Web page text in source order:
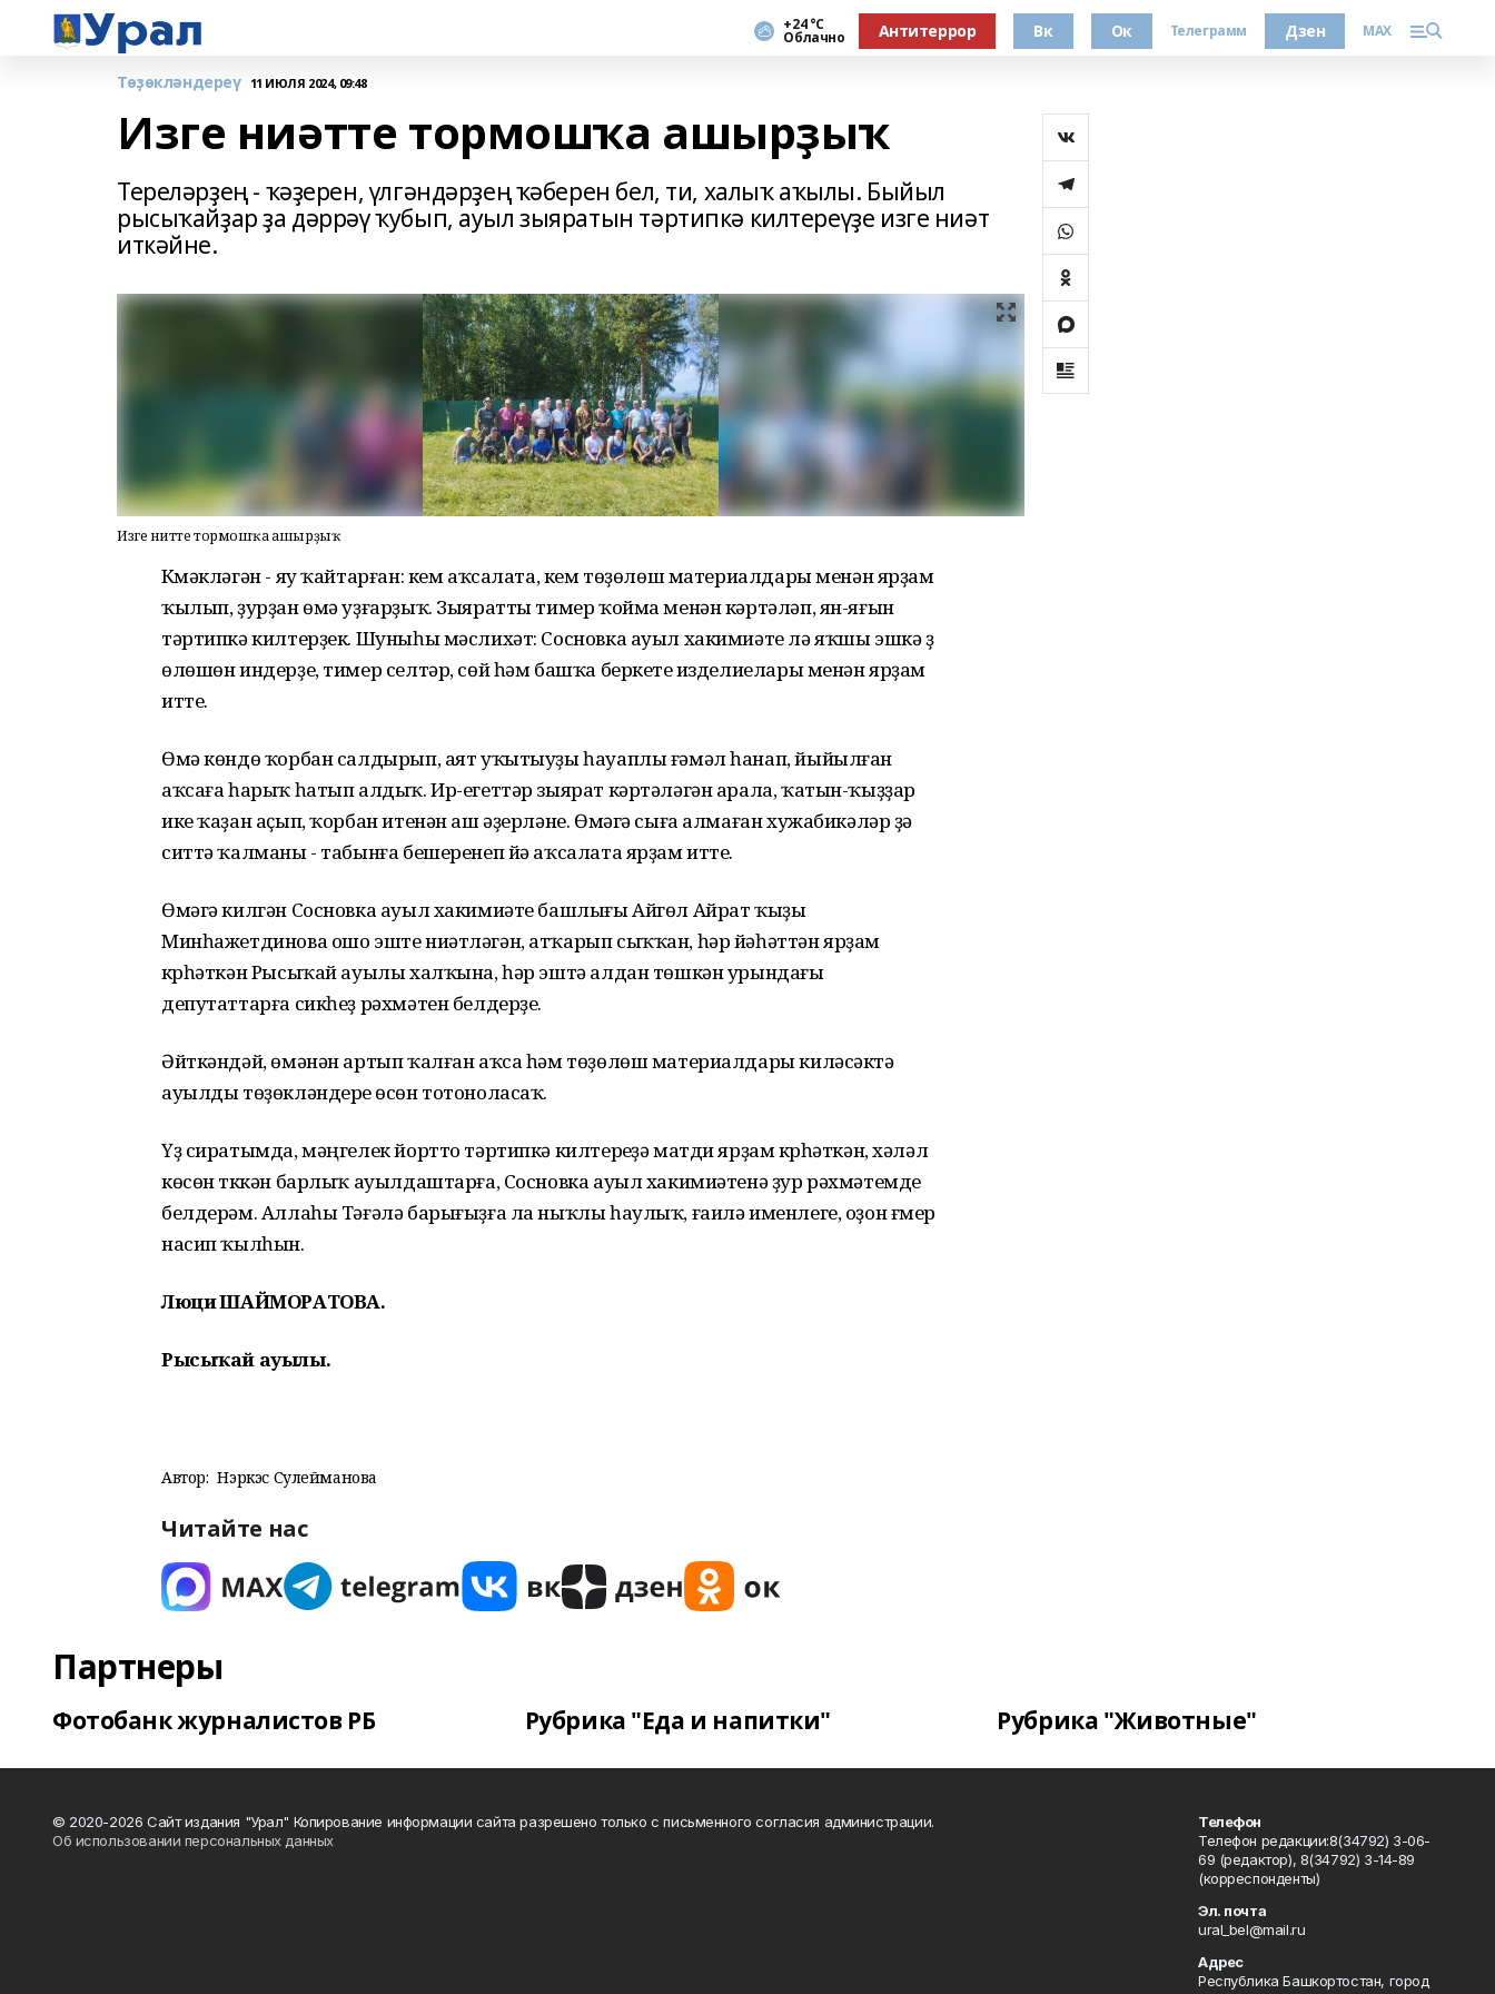
+24 °С
Облачно Антитеррор Вк Ок Телеграмм Дзен MAX
Төҙөкләндереү 11 ИЮЛЯ 2024, 09:48
Изге ниәтте тормошҡа ашырҙыҡ
Тереләрҙең - ҡәҙерен, үлгәндәрҙең ҡәберен бел, ти, халыҡ аҡылы. Быйыл
рысыҡайҙар ҙа дәррәү ҡубып, ауыл зыяратын тәртипкә килтереүҙе изге ниәт
иткәйне.
Изге ниәтте тормошҡа ашырҙыҡ
Күмәкләгән - яу ҡайтарған: кем аҡсалата, кем төҙөлөш материалдары менән ярҙам
ҡылып, ҙурҙан өмә уҙғарҙыҡ. Зыяратты тимер ҡойма менән кәртәләп, ян-яғын
тәртипкә килтерҙек. Шуныһы мәслихәт: Сосновка ауыл хакимиәте лә яҡшы эшкә үҙ
өлөшөн индерҙе, тимер селтәр, сөй һәм башҡа беркетеү изделиелары менән ярҙам
итте.
Өмә көндө ҡорбан салдырып, аят уҡытыуҙы һауаплы ғәмәл һанап, йыйылған
аҡсаға һарыҡ һатып алдыҡ. Ир-егеттәр зыярат кәртәләгән арала, ҡатын-ҡыҙҙар
ике ҡаҙан аҫып, ҡорбан итенән аш әҙерләне. Өмәгә сыға алмаған хужабикәләр ҙә
ситтә ҡалманы - табынға бешеренеп йә аҡсалата ярҙам итте.
Өмәгә килгән Сосновка ауыл хакимиәте башлығы Айгөл Айрат ҡыҙы
Минһажетдинова ошо эште ниәтләгән, атҡарып сыҡҡан, һәр йәһәттән ярҙам
күрһәткән Рысыҡай ауылы халҡына, һәр эштә алдан төшкән урындағы
депутаттарға сикһеҙ рәхмәтен белдерҙе.
Әйткәндәй, өмәнән артып ҡалған аҡса һәм төҙөлөш материалдары киләсәктә
ауылды төҙөкләндереү өсөн тотоноласаҡ.
Үҙ сиратымда, мәңгелек йортто тәртипкә килтереүҙә матди ярҙам күрһәткән, хәләл
көсөн түккән барлыҡ ауылдаштарға, Сосновка ауыл хакимиәтенә ҙур рәхмәтемде
белдерәм. Аллаһы Тәғәлә барығыҙға ла ныҡлы һаулыҡ, ғаилә именлеге, оҙон ғүмер
насип ҡылһын.
Люциә ШАЙМОРАТОВА.
Рысыҡай ауылы.
Автор: Нэркэс Сулейманова
Читайте нас
Партнеры
Фотобанк журналистов РБ Рубрика "Еда и напитки" Рубрика "Животные"
© 2020-2026 Сайт издания "Урал" Копирование информации сайта разрешено только с письменного согласия администрации.
Об использовании персональных данных
Телефон
Телефон редакции:8(34792) 3-06-
69 (редактор), 8(34792) 3-14-89
(корреспонденты)
Эл. почта
ural_bel@mail.ru
Адрес
Республика Башкортостан, город